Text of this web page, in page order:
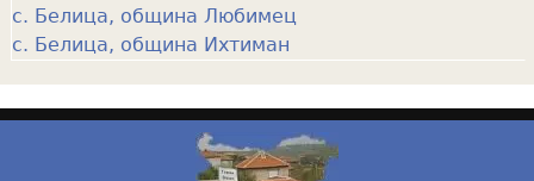
с. Белица, община Любимец
с. Белица, община Ихтиман